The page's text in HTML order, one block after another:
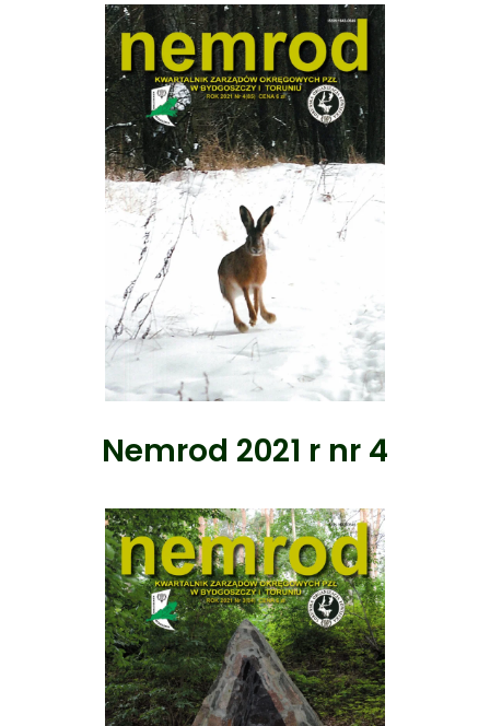
Nemrod 2021 r nr 4